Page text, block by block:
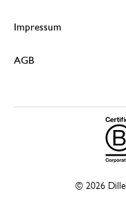
Impressum
AGB
© 2026